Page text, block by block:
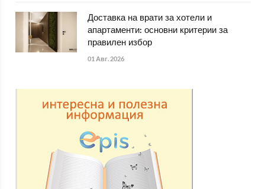
Доставка на врати за хотели и
апартаменти: основни критерии за
правилен избор
01 Авг. 2026